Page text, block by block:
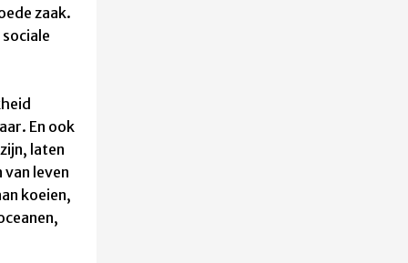
zaak.
En ook
laten
leven
koeien,